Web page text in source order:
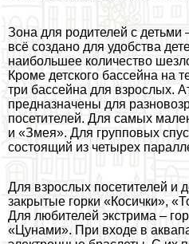
Зона для родителей с
всё создано для удобства
наибольшее количество
Кроме детского бассейна на
три бассейна для взрослых.
предназначены для
посетителей. Для самых
и «Змея». Для групповых
состоящий из четырех
Для взрослых посетителей и
закрытые горки «Косички»,
Для любителей экстрима –
«Цунами». При входе в